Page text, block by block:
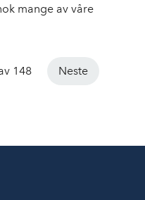
mange av våre
148 Neste